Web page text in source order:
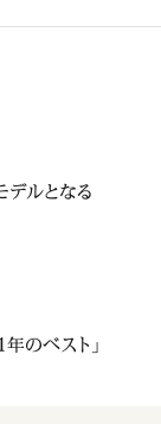
デルとなる
のベスト」